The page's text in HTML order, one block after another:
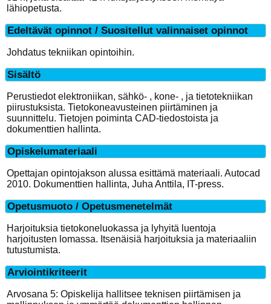
lähiopetusta.
Edeltävät opinnot / Suositellut valinnaiset opinnot
Johdatus tekniikan opintoihin.
Sisältö
Perustiedot elektroniikan, sähkö- , kone- , ja tietotekniikan
piirustuksista. Tietokoneavusteinen piirtäminen ja
suunnittelu. Tietojen poiminta CAD-tiedostoista ja
dokumenttien hallinta.
Opiskelumateriaali
Opettajan opintojakson alussa esittämä materiaali. Autocad
2010. Dokumenttien hallinta, Juha Anttila, IT-press.
Opetusmuoto / Opetusmenetelmät
Harjoituksia tietokoneluokassa ja lyhyitä luentoja
harjoitusten lomassa. Itsenäisiä harjoituksia ja materiaaliin
tutustumista.
Arviointikriteerit
Arvosana 5: Opiskelija hallitsee teknisen piirtämisen ja